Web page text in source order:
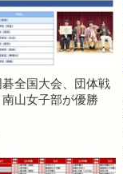
全国大会、団体戦
南山女子部が優勝